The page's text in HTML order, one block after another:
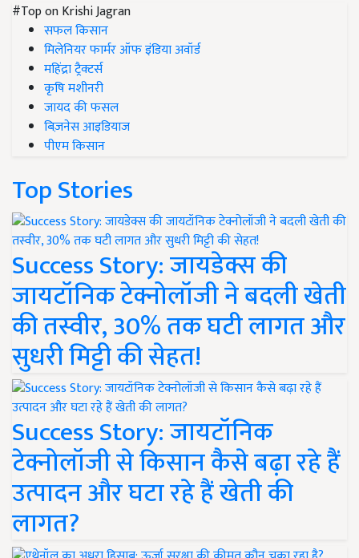
#Top on Krishi Jagran
सफल किसान
मिलेनियर फार्मर ऑफ इंडिया अवॉर्ड
महिंद्रा ट्रैक्टर्स
कृषि मशीनरी
जायद की फसल
बिज़नेस आइडियाज
पीएम किसान
Top Stories
Success Story: जायडेक्स की
जायटॉनिक टेक्नोलॉजी ने बदली खेती
की तस्वीर, 30% तक घटी लागत और
सुधरी मिट्टी की सेहत!
Success Story: जायटॉनिक
टेक्नोलॉजी से किसान कैसे बढ़ा रहे हैं
उत्पादन और घटा रहे हैं खेती की
लागत?